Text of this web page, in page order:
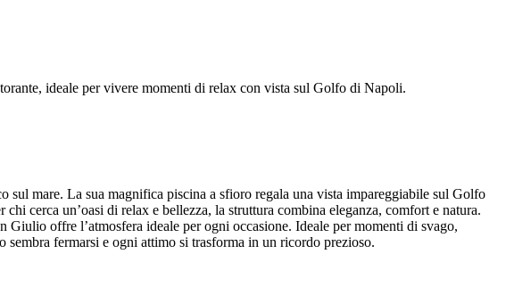
ideale per vivere momenti di relax con vista sul Golfo di Napoli.
mare. La sua magnifica piscina a sfioro regala una vista impareggiabile sul Golfo
cerca un’oasi di relax e bellezza, la struttura combina eleganza, comfort e natura.
offre l’atmosfera ideale per ogni occasione. Ideale per momenti di svago,
fermarsi e ogni attimo si trasforma in un ricordo prezioso.